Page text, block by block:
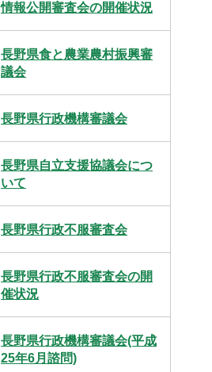
情報公開審査会の開催状況
長野県食と農業農村振興審
議会
長野県行政機構審議会
長野県自立支援協議会につ
いて
長野県行政不服審査会
長野県行政不服審査会の開
催状況
長野県行政機構審議会(平成
25年6月諮問)